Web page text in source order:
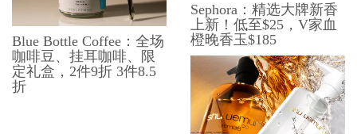
Blue Bottle Coffee：全场
咖啡豆、挂耳咖啡、限
定礼盒，2件9折 3件8.5
折
Sephora：精选大牌新香
上新！低至$25，V家血
橙晚香玉$185